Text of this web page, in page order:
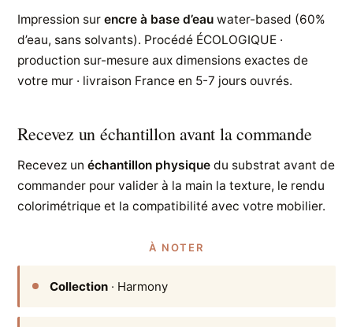
Impression surencre à base d’eau water-based (60%
d’eau, sans solvants). Procédé ÉCOLOGIQUE ·
production sur-mesure aux dimensions exactes de
votre mur · livraison France en 5-7 jours ouvrés.
Recevez un échantillon avant la commande
Recevez unéchantillon physique du substrat avant de
commander pour valider à la main la texture, le rendu
colorimétrique et la compatibilité avec votre mobilier.
À NOTER
Collection · Harmony